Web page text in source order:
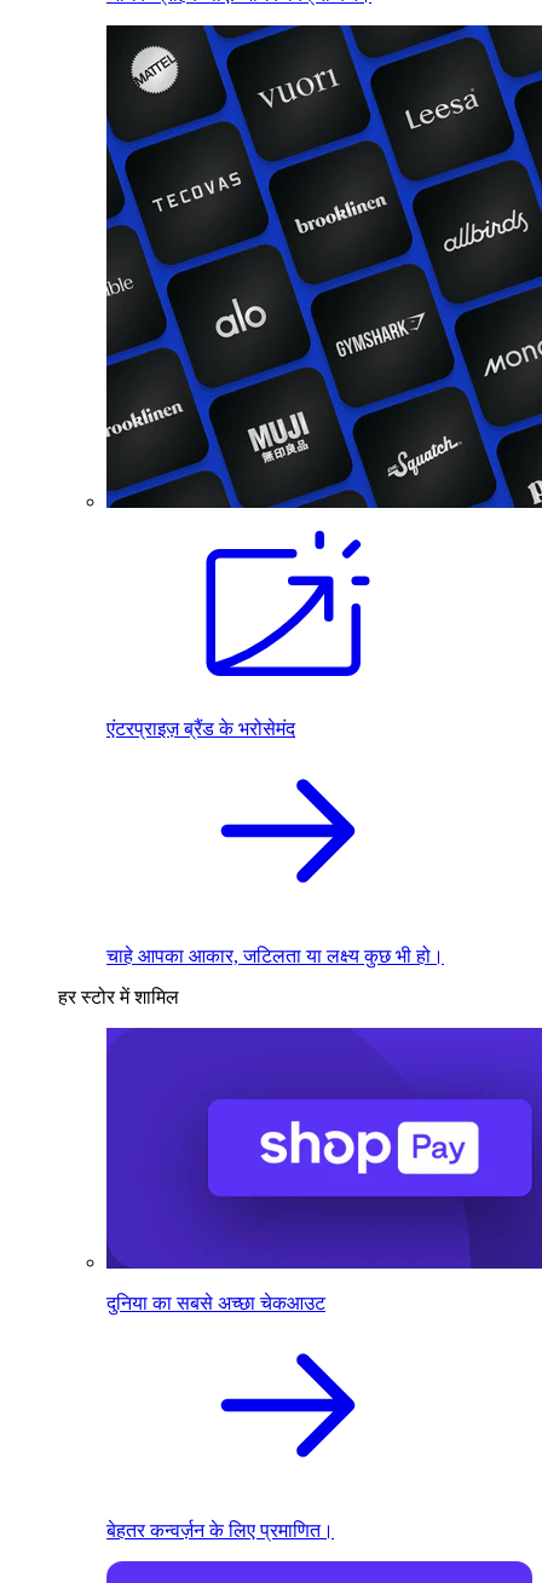
एंटरप्राइज़ ब्रैंड के भरोसेमंद
चाहे आपका आकार, जटिलता या लक्ष्य कुछ भी हो।
हर स्टोर में शामिल
दुनिया का सबसे अच्छा चेकआउट
बेहतर कन्वर्ज़न के लिए प्रमाणित।